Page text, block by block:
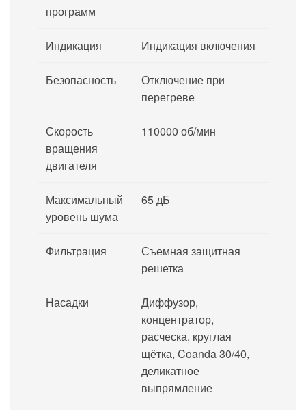
программ
Индикация Индикация включения
Безопасность
Отключение при
перегреве
Скорость
вращения
двигателя
110000 об/мин
Максимальный
уровень шума
65 дБ
Фильтрация
Съемная защитная
решетка
Насадки
Диффузор,
концентратор,
расческа, круглая
щётка, Coanda 30/40,
деликатное
выпрямление